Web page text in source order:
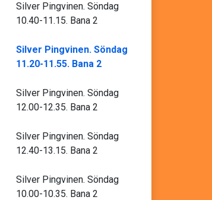
Silver Pingvinen. Söndag
10.40-11.15. Bana 2
Silver Pingvinen. Söndag
11.20-11.55. Bana 2
Silver Pingvinen. Söndag
12.00-12.35. Bana 2
Silver Pingvinen. Söndag
12.40-13.15. Bana 2
Silver Pingvinen. Söndag
10.00-10.35. Bana 2